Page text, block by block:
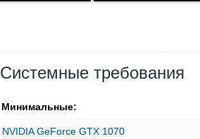
Системные требования
Минимальные:
NVIDIA GeForce GTX 1070